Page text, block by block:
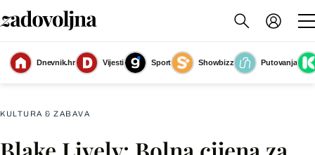
Dnevnik.hr Vijesti Sport Showbizz
Putovanja
Slika nije dostupna
KULTURA & ZABAVA